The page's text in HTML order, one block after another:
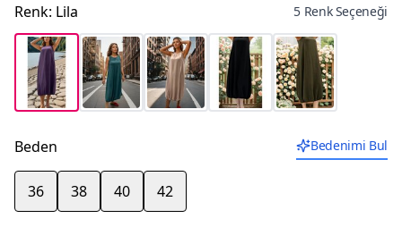
Renk: Lila 5 Renk Seçeneği
Beden Bedenimi Bul
36 38 40 42